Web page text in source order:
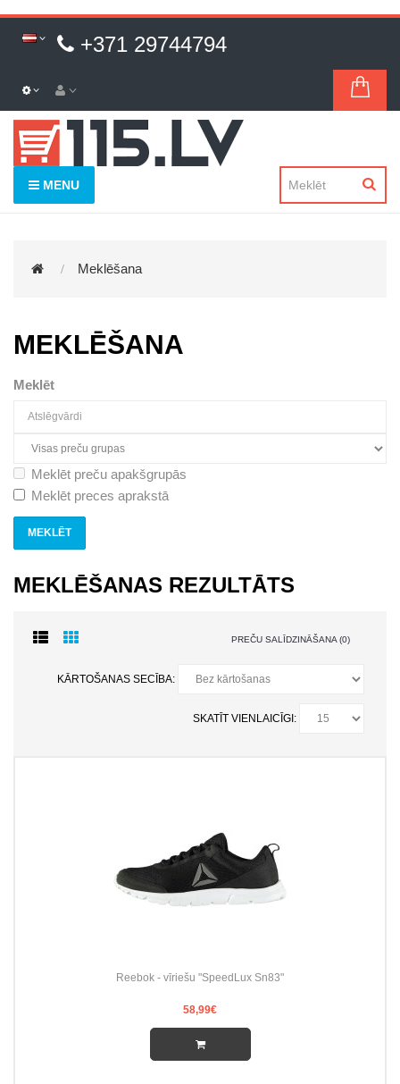
+371 29744794
MENU
Meklēšana
MEKLĒŠANA
Meklēt
Meklēt preču apakšgrupās
Meklēt preces aprakstā
MEKLĒŠANAS REZULTĀTS
PREČU SALĪDZINĀŠANA (0)
KĀRTOŠANAS SECĪBA:
SKATĪT VIENLAICĪGI:
Reebok - vīriešu "SpeedLux Sn83"
58,99€